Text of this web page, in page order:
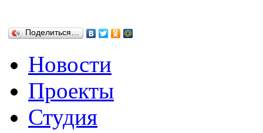
Поделиться…
Новости
Проекты
Студия